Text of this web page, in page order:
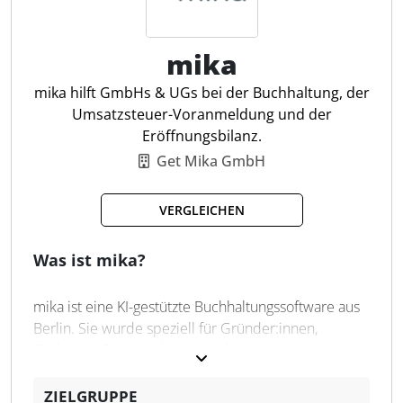
Tagesaktuelle Kennzahlen
mika
mika hilft GmbHs & UGs bei der Buchhaltung, der
Umsatzsteuer-Voranmeldung und der
Eröffnungsbilanz.
Get Mika GmbH
VERGLEICHEN
Was ist mika?
mika ist eine KI-gestützte Buchhaltungssoftware aus
Berlin. Sie wurde speziell für Gründer:innen,
die tägliche Buchhaltung und unterstützt bei
ZIELGRUPPE